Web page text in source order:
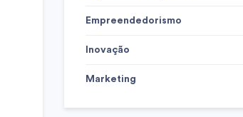
Empreendedorismo
Inovação
Marketing